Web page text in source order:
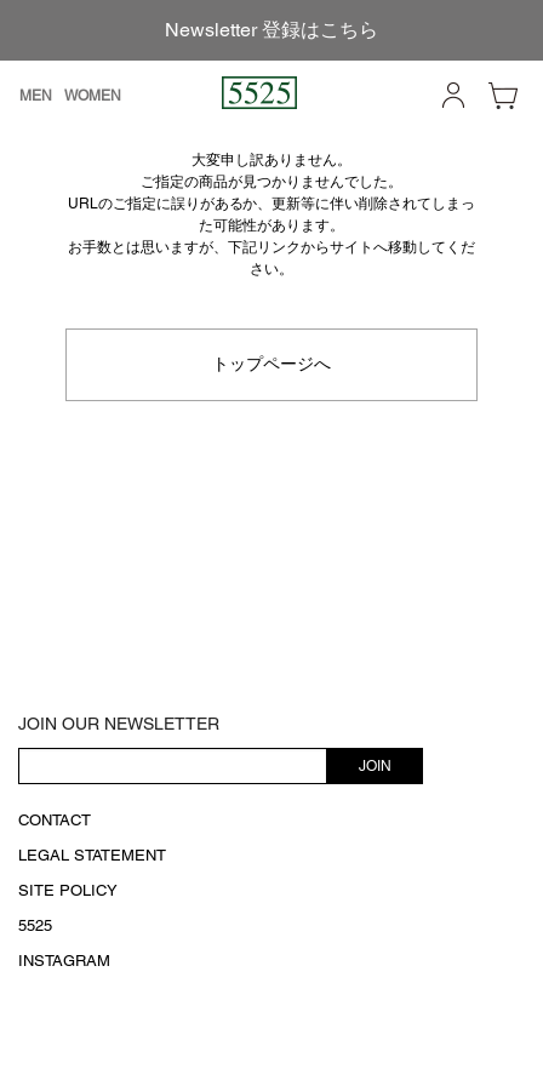
Newsletter 登録はこちら
MEN WOMEN
大変申し訳ありません。
ご指定の商品が見つかりませんでした。
URLのご指定に誤りがあるか、更新等に伴い削除されてしまっ
た可能性があります。
お手数とは思いますが、下記リンクからサイトへ移動してくだ
さい。
トップページへ
JOIN OUR NEWSLETTER
JOIN
CONTACT
LEGAL STATEMENT
SITE POLICY
5525
INSTAGRAM